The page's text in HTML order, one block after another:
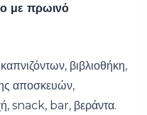
με πρωινό
βιβλιοθήκη,
αποσκευών,
snack, bar, βεράντα.